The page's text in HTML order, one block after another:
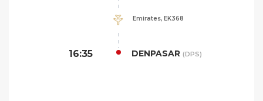
Emirates, EK368
16:35 DENPASAR (DPS)